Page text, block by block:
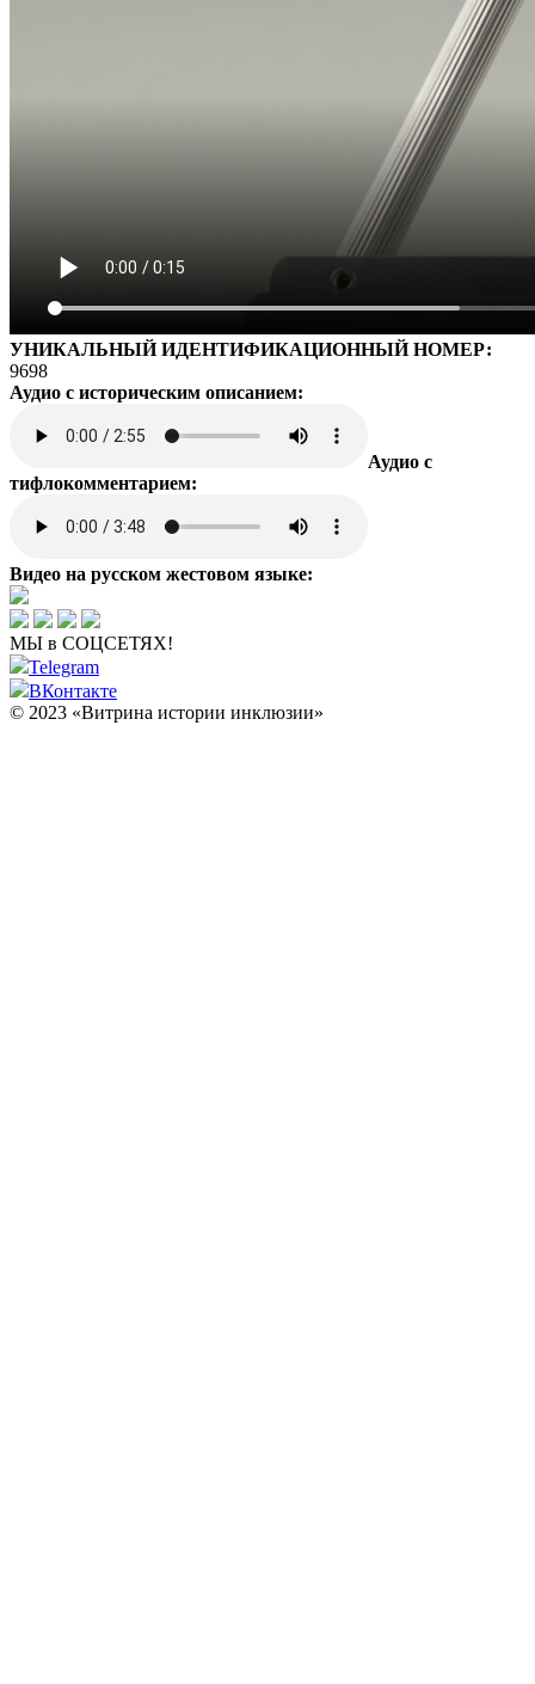
УНИКАЛЬНЫЙ ИДЕНТИФИКАЦИОННЫЙ НОМЕР:
9698
Аудио с историческим описанием:
Аудио с
тифлокомментарием:
Видео на русском жестовом языке:
МЫ в СОЦСЕТЯХ!
Telegram
ВКонтакте
© 2023 «Витрина истории инклюзии»